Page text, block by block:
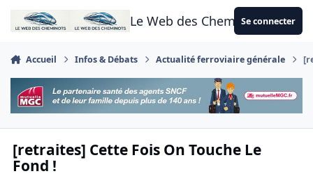
Aller au contenu
Le Web des CheminotsSe connecter
Accueil Infos & Débats Actualité ferroviaire générale
[retraites] Cette Fois On Touche Le
Fond !